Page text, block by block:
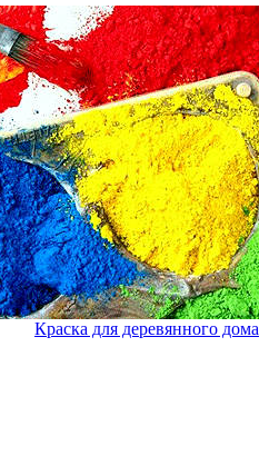
Краска для деревянного дома